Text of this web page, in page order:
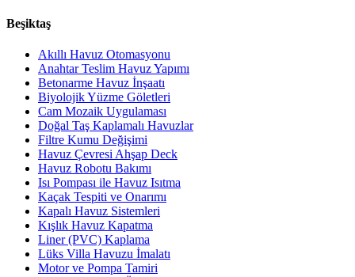
Beşiktaş
Akıllı Havuz Otomasyonu
Anahtar Teslim Havuz Yapımı
Betonarme Havuz İnşaatı
Biyolojik Yüzme Göletleri
Cam Mozaik Uygulaması
Doğal Taş Kaplamalı Havuzlar
Filtre Kumu Değişimi
Havuz Çevresi Ahşap Deck
Havuz Robotu Bakımı
Isı Pompası ile Havuz Isıtma
Kaçak Tespiti ve Onarımı
Kapalı Havuz Sistemleri
Kışlık Havuz Kapatma
Liner (PVC) Kaplama
Lüks Villa Havuzu İmalatı
Motor ve Pompa Tamiri